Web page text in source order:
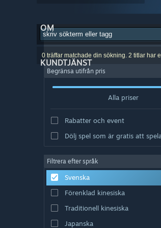
OM
KUNDTJÄNST
0 träffar matchade din sökning. 2 titlar har
Begränsa utifrån pris
Alla priser
Rabatter och event
Dölj spel som är gratis att
Filtrera efter språk
Svenska
Förenklad kinesiska
Traditionell kinesiska
Japanska